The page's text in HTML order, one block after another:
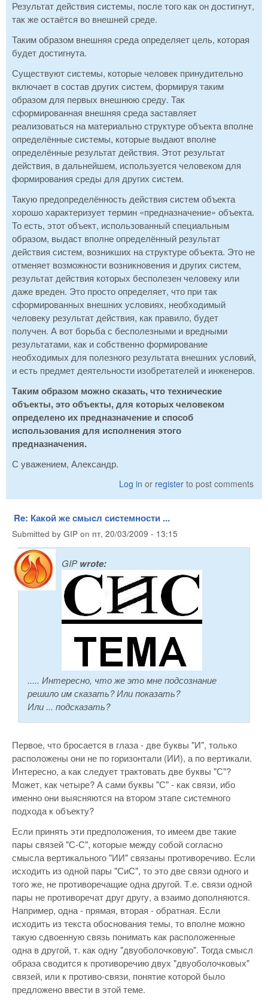
Результат действия системы, после того как он достигнут,
так же остаётся во внешней среде.
Таким образом внешняя среда определяет цель, которая
будет достигнута.
Существуют системы, которые человек принудительно
включает в состав других систем, формируя таким
образом для первых внешнюю среду. Так
сформированная внешняя среда заставляет
реализоваться на материально структуре объекта вполне
определённые системы, которые выдают вполне
определённые результат действия. Этот результат
действия, в дальнейшем, используется человеком для
формирования среды для других систем.
Такую предопределённость действия систем объекта
хорошо характеризует термин «предназначение» объекта.
То есть, этот объект, использованный специальным
образом, выдаст вполне определённый результат
действия систем, возникших на структуре объекта. Это не
отменяет возможности возникновения и других систем,
результат действия которых бесполезен человеку или
даже вреден. Это просто определяет, что при так
сформированных внешних условиях, необходимый
человеку результат действия, как правило, будет
получен. А вот борьба с бесполезными и вредными
результатами, как и собственно формирование
необходимых для полезного результата внешних условий,
и есть предмет деятельности изобретателей и инженеров.
Таким образом можно сказать, что технические
объекты, это объекты, для которых человеком
определено их предназначение и способ
использования для исполнения этого
предназначения.
С уважением, Александр.
Log in or register to post comments
Re: Какой же смыcл сиcтемности ...
Submitted by GIP on пт, 20/03/2009 - 13:15
GIPwrote:
..... Интересно, что же это мне подсознание
решило им сказать? Или показать?
Или ... подсказать?
Первое, что бросается в глаза - две буквы "И", только
расположены они не по горизонтали (ИИ), а по вертикали.
Интересно, а как следует трактовать две буквы "С"?
Может, как четыре? А сами буквы "С" - как связи, ибо
именно они выясняются на втором этапе системного
подхода к объекту?
Если принять эти предположения, то имеем две такие
пары связей "С-С", которые между собой согласно
смысла вертикального "ИИ" связаны противоречиво. Если
исходить из одной пары "СиС", то это две связи одного и
того же, не противоречащие одна другой. Т.е. связи одной
пары не противоречат друг другу, а взаимо дополняются.
Например, одна - прямая, вторая - обратная. Если
исходить из текста обоснования темы, то вполне можно
такую сдвоенную связь понимать как расположенные
одна в другой, т. как одну "двуоболочковую". Тогда смысл
образа сводится к противоречию двух "двуоболочковых"
связей, или к противо-связи, понятие которой было
предложено ввести в этой теме.